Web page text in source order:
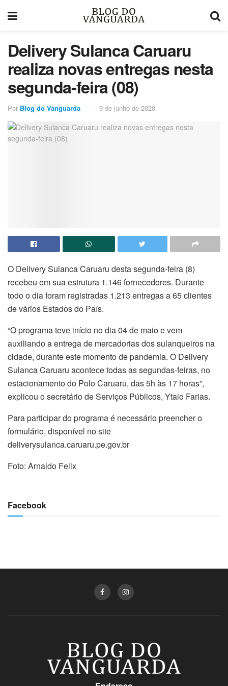
Delivery Sulanca Caruaru
realiza novas entregas nesta
segunda-feira (08)
Por Blog do Vanguarda 9 de junho de 2020
O Delivery Sulanca Caruaru desta segunda-feira (8)
recebeu em sua estrutura 1.146 fornecedores. Durante
todo o dia foram registradas 1.213 entregas a 65 clientes
de vários Estados do País.
“O programa teve início no dia 04 de maio e vem
auxiliando a entrega de mercadorias dos sulanqueiros na
cidade, durante este momento de pandemia. O Delivery
Sulanca Caruaru acontece todas as segundas-feiras, no
estacionamento do Polo Caruaru, das 5h às 17 horas”,
explicou o secretário de Serviços Públicos, Ytalo Farias.
Para participar do programa é necessário preencher o
formulário, disponível no site
deliverysulanca.caruaru.pe.gov.br
Foto: Arnaldo Felix
Facebook